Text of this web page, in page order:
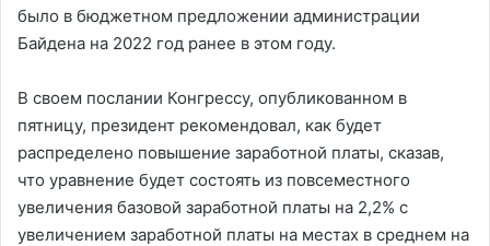
было в бюджетном предложении администрации
Байдена на 2022 год ранее в этом году.
В своем послании Конгрессу, опубликованном в
пятницу, президент рекомендовал, как будет
распределено повышение заработной платы, сказав,
что уравнение будет состоять из повсеместного
увеличения базовой заработной платы на 2,2% с
увеличением заработной платы на местах в среднем на